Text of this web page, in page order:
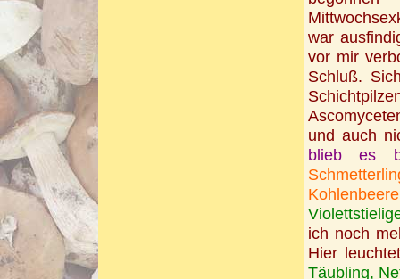
war
vor mir
Schluß.
und auch
blieb es
ich noch
Hier
Täubling,